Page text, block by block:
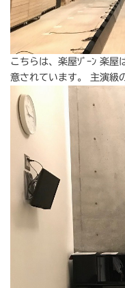
こちらは、楽屋ｿﾞｰﾝ 楽屋
意されています。 主演級